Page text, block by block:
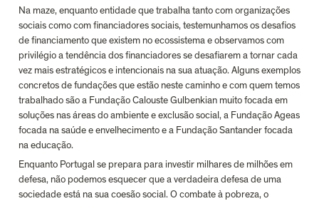
Na maze, enquanto entidade que trabalha tanto com organizações
sociais como com financiadores sociais, testemunhamos os desafios
de financiamento que existem no ecossistema e observamos com
privilégio a tendência dos financiadores se desafiarem a tornar cada
vez mais estratégicos e intencionais na sua atuação. Alguns exemplos
concretos de fundações que estão neste caminho e com quem temos
trabalhado são a Fundação Calouste Gulbenkian muito focada em
soluções nas áreas do ambiente e exclusão social, a Fundação Ageas
focada na saúde e envelhecimento e a Fundação Santander focada
na educação.
Enquanto Portugal se prepara para investir milhares de milhões em
defesa, não podemos esquecer que a verdadeira defesa de uma
sociedade está na sua coesão social. O combate à pobreza, o